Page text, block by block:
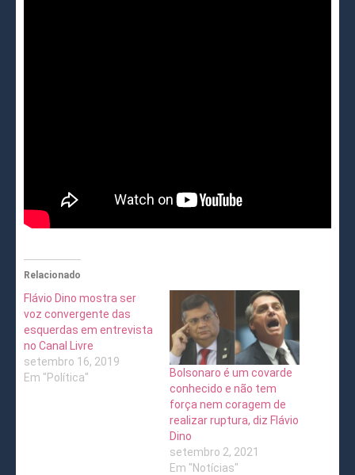
Relacionado
Flávio Dino mostra ser
voz convergente das
esquerdas em entrevista
no Canal Livre
setembro 16, 2019
Em "Política"
Bolsonaro é um covarde
conhecido e não tem
força nem coragem de
realizar ruptura, diz Flávio
Dino
setembro 2, 2021
Em "Notícias"